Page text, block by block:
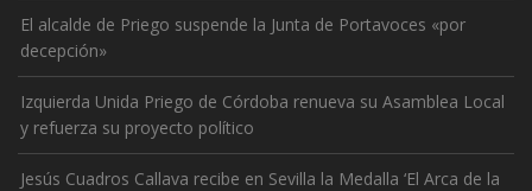
El alcalde de Priego suspende la Junta de Portavoces «por
decepción»
Izquierda Unida Priego de Córdoba renueva su Asamblea Local
y refuerza su proyecto político
Jesús Cuadros Callava recibe en Sevilla la Medalla ‘El Arca de la